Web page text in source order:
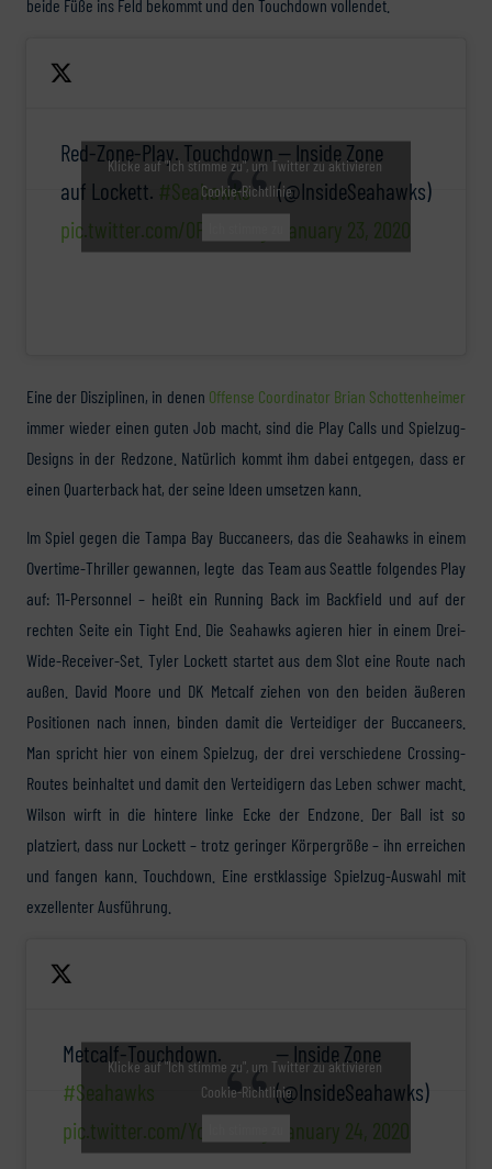
beide Füße ins Feld bekommt und den Touchdown vollendet.
Red-Zone-Play. Touchdown
auf Lockett. #Seahawks
pic.twitter.com/0Pnc0Hi9gA
— Inside Zone
(@InsideSeahawks)
January 23, 2020
Klicke auf "Ich stimme zu", um Twitter zu aktivieren
Cookie-Richtlinie
Eine der Disziplinen, in denen Offense Coordinator Brian Schottenheimer
immer wieder einen guten Job macht, sind die Play Calls und Spielzug-
Designs in der Redzone. Natürlich kommt ihm dabei entgegen, dass er
einen Quarterback hat, der seine Ideen umsetzen kann.
Im Spiel gegen die Tampa Bay Buccaneers, das die Seahawks in einem
Overtime-Thriller gewannen, legte das Team aus Seattle folgendes Play
auf: 11-Personnel – heißt ein Running Back im Backfield und auf der
rechten Seite ein Tight End. Die Seahawks agieren hier in einem Drei-
Wide-Receiver-Set. Tyler Lockett startet aus dem Slot eine Route nach
außen. David Moore und DK Metcalf ziehen von den beiden äußeren
Positionen nach innen, binden damit die Verteidiger der Buccaneers.
Man spricht hier von einem Spielzug, der drei verschiedene Crossing-
Routes beinhaltet und damit den Verteidigern das Leben schwer macht.
Wilson wirft in die hintere linke Ecke der Endzone. Der Ball ist so
platziert, dass nur Lockett – trotz geringer Körpergröße – ihn erreichen
und fangen kann. Touchdown. Eine erstklassige Spielzug-Auswahl mit
exzellenter Ausführung.
Metcalf-Touchdown.
#Seahawks
pic.twitter.com/YoVBTiJVgr
— Inside Zone
(@InsideSeahawks)
January 24, 2020
Klicke auf "Ich stimme zu", um Twitter zu aktivieren
Cookie-Richtlinie